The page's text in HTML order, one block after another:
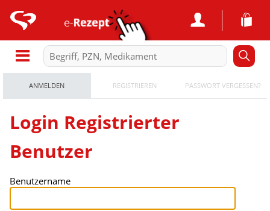
ANMELDEN REGISTRIEREN PASSWORT VERGESSEN?
Login Registrierter
Benutzer
Benutzername